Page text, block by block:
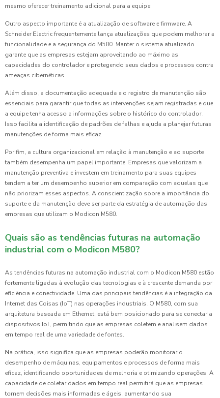
mesmo oferecer treinamento adicional para a equipe.
Outro aspecto importante é a atualização de software e firmware. A
Schneider Electric frequentemente lança atualizações que podem melhorar a
funcionalidade e a segurança do M580. Manter o sistema atualizado
garante que as empresas estejam aproveitando ao máximo as
capacidades do controlador e protegendo seus dados e processos contra
ameaças cibernéticas.
Além disso, a documentação adequada e o registro de manutenção são
essenciais para garantir que todas as intervenções sejam registradas e que
a equipe tenha acesso a informações sobre o histórico do controlador.
Isso facilita a identificação de padrões de falhas e ajuda a planejar futuras
manutenções de forma mais eficaz.
Por fim, a cultura organizacional em relação à manutenção e ao suporte
também desempenha um papel importante. Empresas que valorizam a
manutenção preventiva e investem em treinamento para suas equipes
tendem a ter um desempenho superior em comparação com aquelas que
não priorizam esses aspectos. A conscientização sobre a importância do
suporte e da manutenção deve ser parte da estratégia de automação das
empresas que utilizam o Modicon M580.
Quais são as tendências futuras na automação
industrial com o Modicon M580?
As tendências futuras na automação industrial com o Modicon M580 estão
fortemente ligadas à evolução das tecnologias e à crescente demanda por
eficiência e conectividade. Uma das principais tendências é a integração da
Internet das Coisas (IoT) nas operações industriais. O M580, com sua
arquitetura baseada em Ethernet, está bem posicionado para se conectar a
dispositivos IoT, permitindo que as empresas coletem e analisem dados
em tempo real de uma variedade de fontes.
Na prática, isso significa que as empresas poderão monitorar o
desempenho de máquinas, equipamentos e processos de forma mais
eficaz, identificando oportunidades de melhoria e otimizando operações. A
capacidade de coletar dados em tempo real permitirá que as empresas
tomem decisões mais informadas e ágeis, aumentando sua